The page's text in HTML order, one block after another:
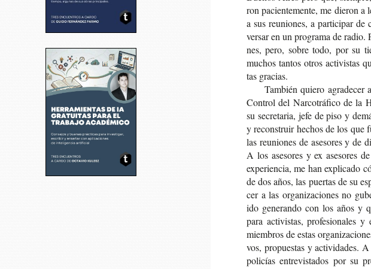
ron pacien­te­men­te, me die­ron a
a sus reunio­nes, a par­ti­ci­par
ver­sar en un pro­gra­ma de
nes, pero, sobre todo, por su
muchos tan­tos otros acti­vis­tas
tas gracias.
Tam­bién quie­ro
Con­trol del Nar­co­trá­fi­co de la
su secre­ta­ria, jefe de piso y
y recons­truir hechos de los que
las reunio­nes de ase­so­res y de
A los ase­so­res y ex ase­so­res
expe­rien­cia, me han expli­ca­do
de dos años, las puer­tas de su
cer a las orga­ni­za­cio­nes no
ido gene­ran­do con los años y
para acti­vis­tas, pro­fe­sio­na­les
miem­bros de estas
vos, pro­pues­tas y acti­vi­da­des.
poli­cías entre­vis­ta­dos por su